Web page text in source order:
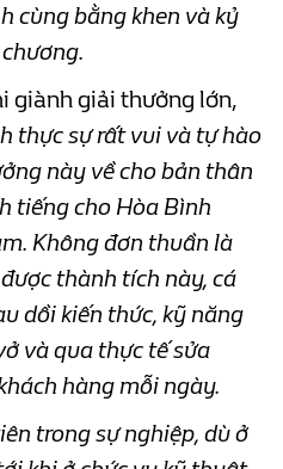
cùng bằng khen và kỷ
giành giải thưởng lớn,
thực sự rất vui và tự hào
này về cho bản thân
tiếng cho Hòa Bình
Không đơn thuần là
thành tích này, cá
dồi kiến thức, kỹ năng
và qua thực tế sửa
hàng mỗi ngày.
trong sự nghiệp, dù ở